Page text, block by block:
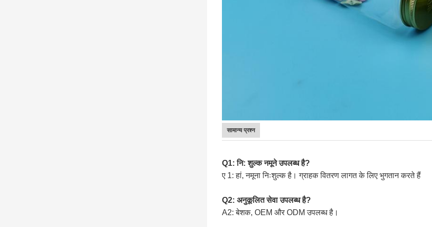
सामान्य प्रश्न
Q1: नि: शुल्क नमूने उपलब्ध है?
ए 1: हां, नमूना निःशुल्क है। ग्राहक वितरण लागत के लिए भुगतान करते हैं
Q2: अनुकूलित सेवा उपलब्ध है?
A2: बेशक, OEM और ODM उपलब्ध है।